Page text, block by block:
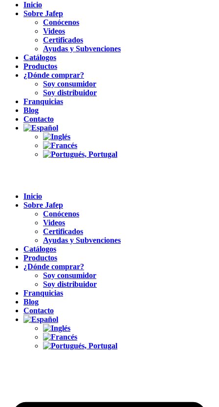
Inicio
Sobre Jafep
Conócenos
Videos
Certificados
Ayudas y Subvenciones
Catálogos
Productos
¿Dónde comprar?
Soy consumidor
Soy distribuidor
Franquicias
Blog
Contacto
Inicio
Sobre Jafep
Conócenos
Videos
Certificados
Ayudas y Subvenciones
Catálogos
Productos
¿Dónde comprar?
Soy consumidor
Soy distribuidor
Franquicias
Blog
Contacto